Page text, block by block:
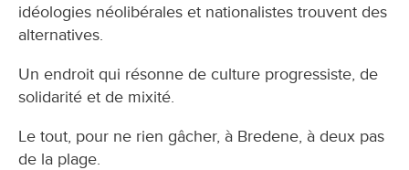
idéologies néolibérales et nationalistes trouvent des
alternatives.
Un endroit qui résonne de culture progressiste, de
solidarité et de mixité.
Le tout, pour ne rien gâcher, à Bredene, à deux pas
de la plage.